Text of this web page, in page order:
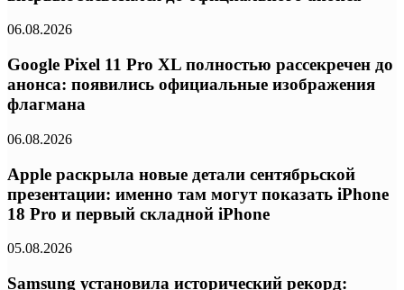
06.08.2026
Google Pixel 11 Pro XL полностью рассекречен до
анонса: появились официальные изображения
флагмана
06.08.2026
Apple раскрыла новые детали сентябрьской
презентации: именно там могут показать iPhone
18 Pro и первый складной iPhone
05.08.2026
Samsung установила исторический рекорд: